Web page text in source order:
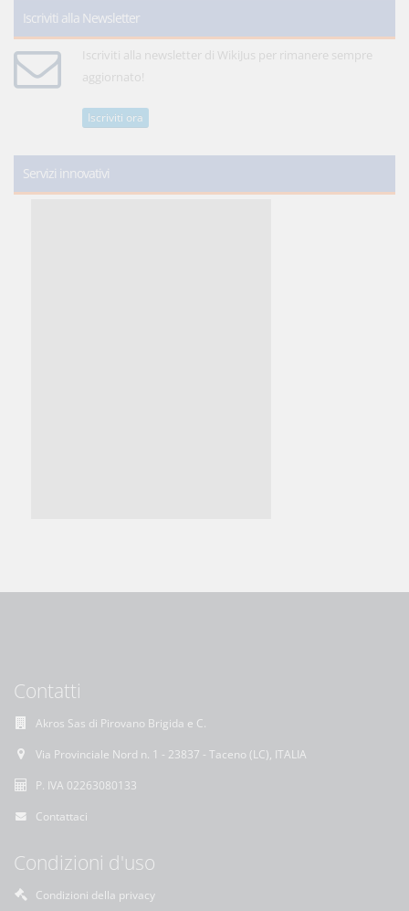
Iscriviti alla Newsletter
Iscriviti alla newsletter di WikiJus per rimanere sempre
aggiornato!
Iscriviti ora
Servizi innovativi
Contatti
Akros Sas di Pirovano Brigida e C.
Via Provinciale Nord n. 1 - 23837 - Taceno (LC), ITALIA
P. IVA 02263080133
Contattaci
Condizioni d'uso
Condizioni della privacy